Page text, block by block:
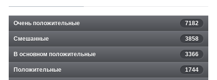
Очень положительные 7182
Смешанные 3858
В основном положительные 3366
Положительные 1744